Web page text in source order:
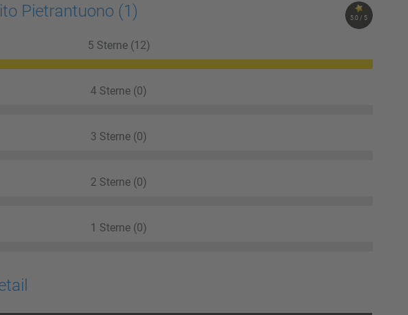
5.0 / 5
Pietrantuono (1)
5 Sterne (12)
4 Sterne (0)
3 Sterne (0)
2 Sterne (0)
1 Sterne (0)